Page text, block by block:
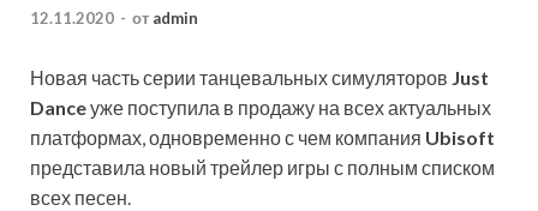
12.11.2020 - от admin
Новая часть серии танцевальных симуляторов Just
Danceуже поступила в продажу на всех актуальных
платформах, одновременно с чем компания Ubisoft
представила новый трейлер игры с полным списком
всех песен.